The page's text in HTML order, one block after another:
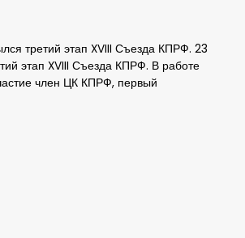
третий этап XVIII Съезда КПРФ. 23
этап XVIII Съезда КПРФ. В работе
член ЦК КПРФ, первый